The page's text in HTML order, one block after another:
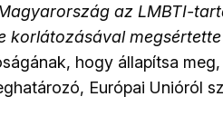
az LMBTI-
korlátozásával
hogy állapítsa
Európai Unióról